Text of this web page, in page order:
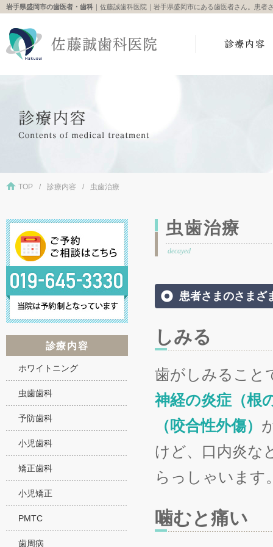
岩手県盛岡市の歯医者・歯科 ｜佐藤誠歯科医院｜岩手県盛岡市にある歯医者さん。患
TOP 診療内容 虫歯治療
虫歯治療
decayed
患者さまのさまざ
しみる
歯がしみること
神経の炎症（根
（咬合性外傷）
けど、口内炎な
らっしゃいます
噛むと痛い
診療内容
ホワイトニング
虫歯歯科
予防歯科
小児歯科
矯正歯科
小児矯正
PMTC
歯周病